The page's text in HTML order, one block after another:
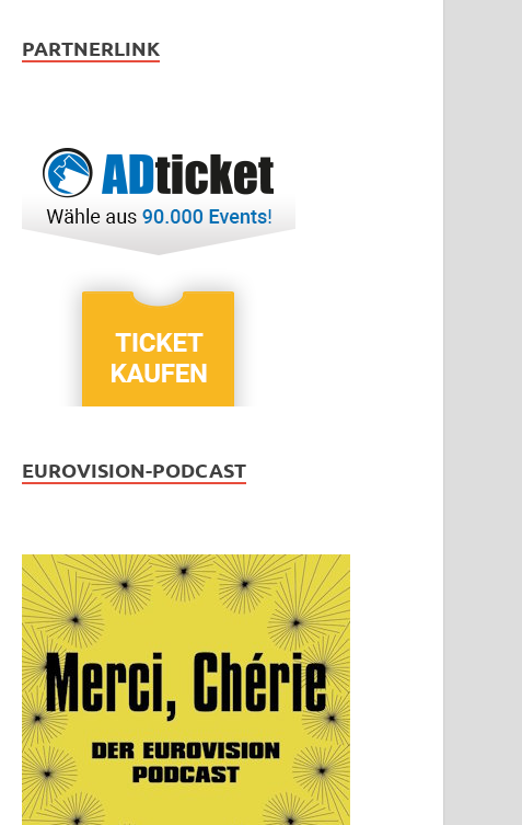
PARTNERLINK
EUROVISION-PODCAST